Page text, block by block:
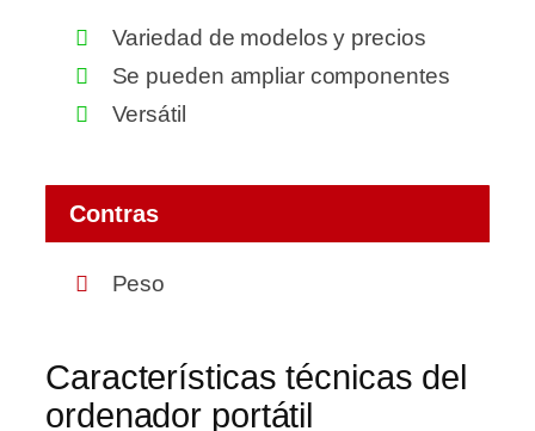
Variedad de modelos y precios
Se pueden ampliar componentes
Versátil
Contras
Peso
Características técnicas del
ordenador portátil